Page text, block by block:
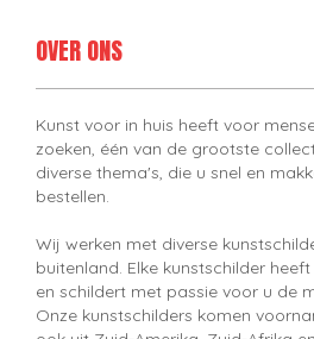
OVER ONS
Kunst voor in huis heeft voor
zoeken, één van de grootste
diverse thema's, die u snel en
bestellen.
Wij werken met diverse
buitenland. Elke kunstschilder
en schildert met passie voor u de
Onze kunstschilders komen